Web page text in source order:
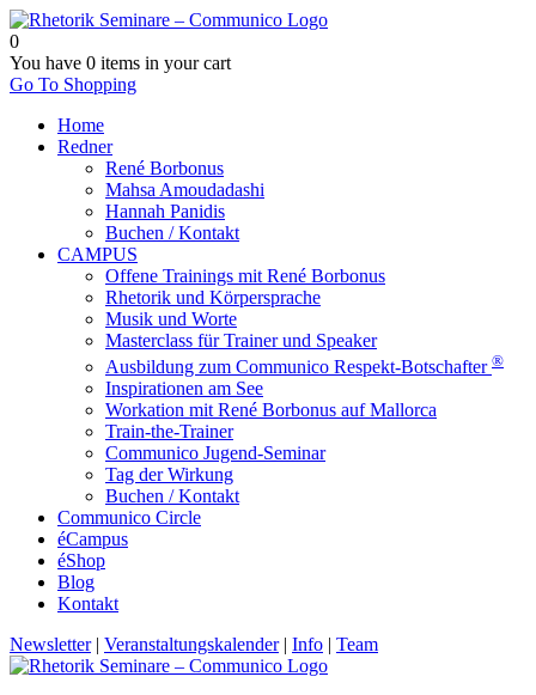
0
You have 0 items in your cart
Go To Shopping
Home
Redner
René Borbonus
Mahsa Amoudadashi
Hannah Panidis
Buchen / Kontakt
CAMPUS
Offene Trainings mit René Borbonus
Rhetorik und Körpersprache
Musik und Worte
Masterclass für Trainer und Speaker
Ausbildung zum Communico Respekt-Botschafter ®
Inspirationen am See
Workation mit René Borbonus auf Mallorca
Train-the-Trainer
Communico Jugend-Seminar
Tag der Wirkung
Buchen / Kontakt
Communico Circle
éCampus
éShop
Blog
Kontakt
Newsletter| Veranstaltungskalender| Info | Team